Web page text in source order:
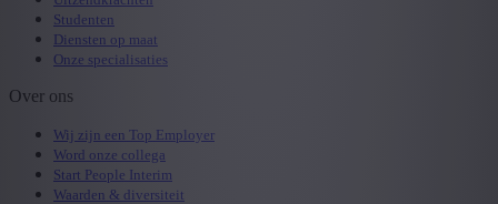
Studenten
Diensten op maat
Onze specialisaties
Over ons
Wij zijn een Top Employer
Word onze collega
Start People Interim
Waarden & diversiteit